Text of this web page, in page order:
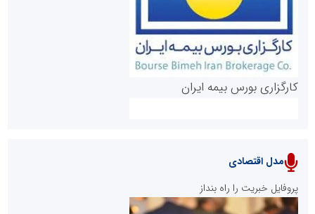
پایگاه خبری نهضت ملی مسکن
کارگزاری بورس بیمه ایران
مدل اقتصادی
پروفایل خبریت را راه بنداز